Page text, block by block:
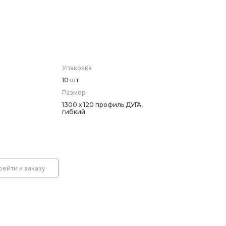
световой индикации
пластины. Ограждение солдатик.
Упаковка
10 шт
Размер
1300 х 120 профиль ДУГА,
гибкий
к заказу